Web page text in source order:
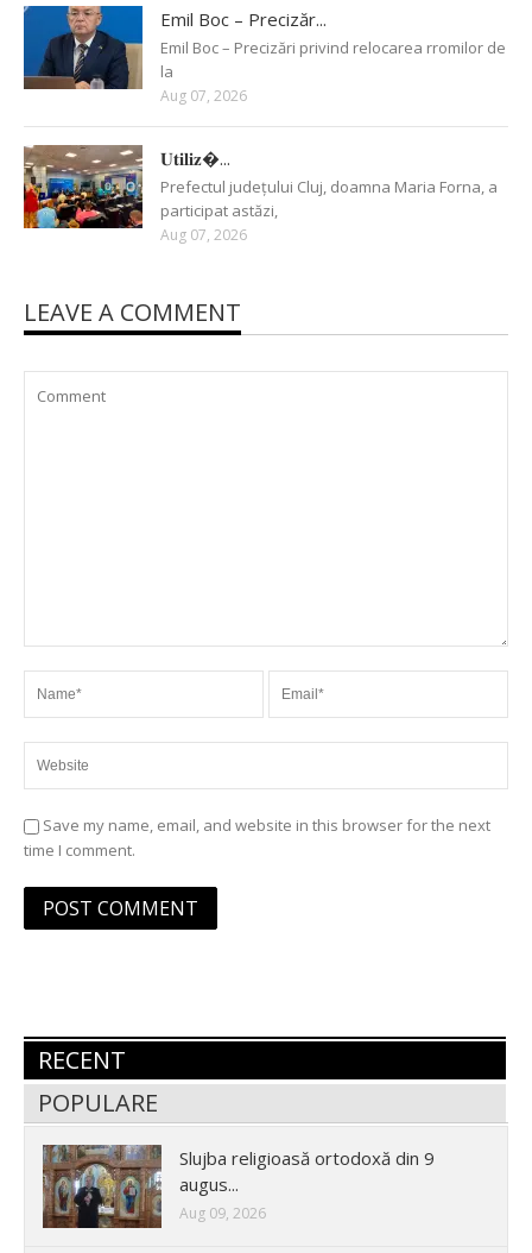
Emil Boc – Precizăr...
Emil Boc – Precizări privind relocarea rromilor de
la
Aug 07, 2026
𝐔𝐭𝐢𝐥𝐢𝐳�...
Prefectul județului Cluj, doamna Maria Forna, a
participat astăzi,
Aug 07, 2026
LEAVE A COMMENT
Save my name, email, and website in this browser for the next
time I comment.
RECENT
POPULARE
Slujba religioasă ortodoxă din 9
augus...
Aug 09, 2026